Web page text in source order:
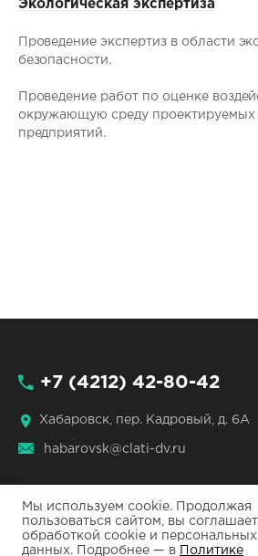
Экологическая экспертиза
Проведение экспертиз в области
безопасности.
Проведение работ по оценке
окружающую среду проектируемых
предприятий.
+7 (4212) 42-80-42
Хабаровск, пер. Кадровый, д. 6А
habarovsk@clati-dv.ru
ЦЛАТИ по ДФО © 2026
Мы используем cookie. Продолжая
пользоваться сайтом, вы
обработкой cookie и персональных
данных. Подробнее — в
Политике